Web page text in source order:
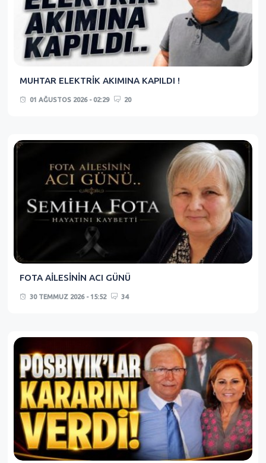
MUHTAR ELEKTRİK AKIMINA KAPILDI !
01 AĞUSTOS 2026 - 02:29 20
FOTA AİLESİNİN ACI GÜNÜ
30 TEMMUZ 2026 - 15:52 34